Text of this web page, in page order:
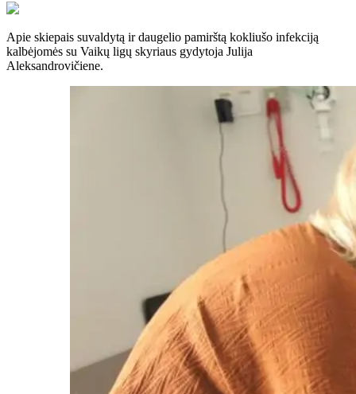
Apie skiepais suvaldytą ir daugelio pamirštą kokliušo infekciją
kalbėjomės su Vaikų ligų skyriaus gydytoja Julija
Aleksandrovičiene.